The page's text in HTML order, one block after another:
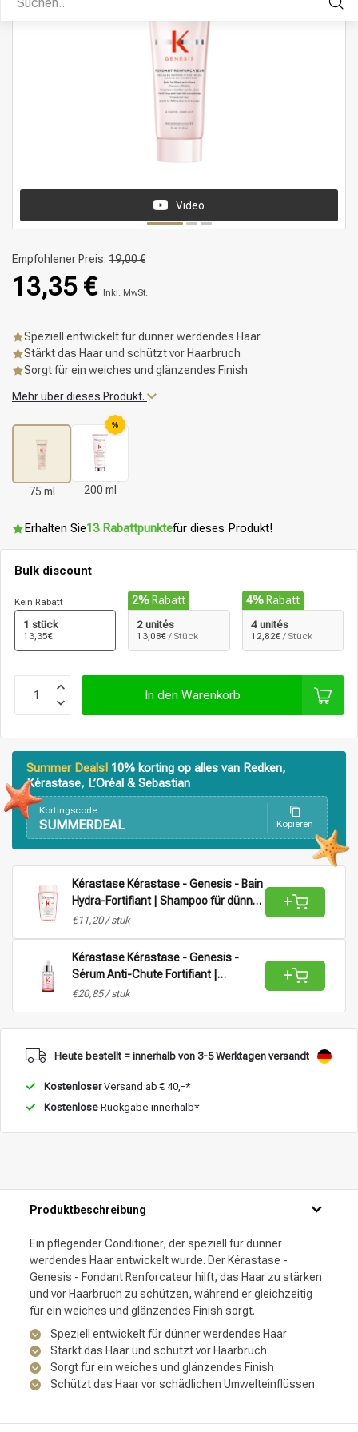
Video
Empfohlener Preis: 19,00 €
13,35 € Inkl. MwSt.
Speziell entwickelt für dünner werdendes Haar
Stärkt das Haar und schützt vor Haarbruch
Sorgt für ein weiches und glänzendes Finish
Mehr über dieses Produkt.
75 ml
%
200 ml
Erhalten Sie13 Rabattpunktefür dieses Produkt!
Bulk discount
Kein Rabatt
1 stück
13,35€
2% Rabatt
2 unités
13,08€ / Stück
4%Rabatt
4 unités
12,82€ / Stück
In den Warenkorb
Summer Deals! 10% korting op alles van Redken,
Kérastase, L’Oréal & Sebastian
Kortingscode
SUMMERDEAL Kopieren
Kérastase Kérastase - Genesis - Bain
Hydra-Fortifiant | Shampoo für dünner
werdendes Haar – 80 ml
€11,20 / stuk
+
Kérastase Kérastase - Genesis -
Sérum Anti-Chute Fortifiant |
Haarserum für dünner werdendes
€20,85 / stuk
+
Heute bestellt = innerhalb von 3-5 Werktagen versandt
KostenloserVersand ab € 40,-*
Kostenlose Rückgabe innerhalb*
Produktbeschreibung
Ein pflegender Conditioner, der speziell für dünner
werdendes Haar entwickelt wurde. Der Kérastase -
Genesis - Fondant Renforcateur hilft, das Haar zu stärken
und vor Haarbruch zu schützen, während er gleichzeitig
für ein weiches und glänzendes Finish sorgt.
Speziell entwickelt für dünner werdendes Haar
Stärkt das Haar und schützt vor Haarbruch
Sorgt für ein weiches und glänzendes Finish
Schützt das Haar vor schädlichen Umwelteinflüssen